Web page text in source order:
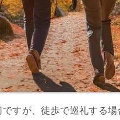
すが、徒歩で巡礼する場